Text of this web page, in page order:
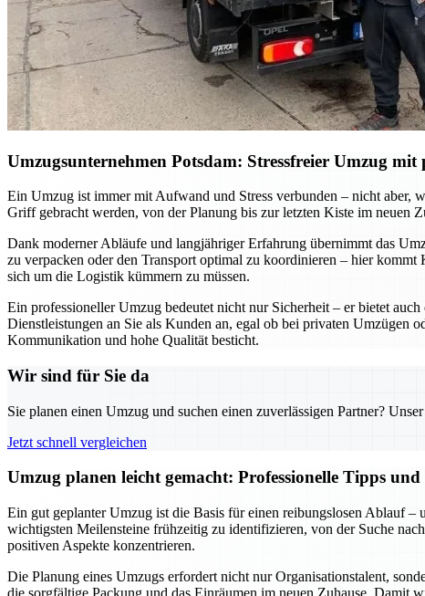
Umzugsunternehmen Potsdam: Stressfreier Umzug
Ein Umzug ist immer mit Aufwand und Stress verbunden – nicht aber,
Griff gebracht werden, von der Planung bis zur letzten Kiste im neuen
Dank moderner Abläufe und langjähriger Erfahrung übernimmt das
zu verpacken oder den Transport optimal zu koordinieren – hier
sich um die Logistik kümmern zu müssen.
Ein professioneller Umzug bedeutet nicht nur Sicherheit – er bietet
Dienstleistungen an Sie als Kunden an, egal ob bei privaten Umzügen
Kommunikation und hohe Qualität besticht.
Wir sind für Sie da
Sie planen einen Umzug und suchen einen zuverlässigen Partner?
Jetzt schnell vergleichen
Umzug planen leicht gemacht: Professionelle Tipps
Ein gut geplanter Umzug ist die Basis für einen reibungslosen Ablauf –
wichtigsten Meilensteine frühzeitig zu identifizieren, von der Suche
positiven Aspekte konzentrieren.
Die Planung eines Umzugs erfordert nicht nur Organisationstalent,